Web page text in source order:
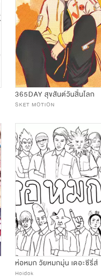
365DAY สุขสันต์วันสิ้นโลก
SKET MOTION
ห่อหมก วัยหมกมุ่น เดอะซีรี่ส์
Hoidok